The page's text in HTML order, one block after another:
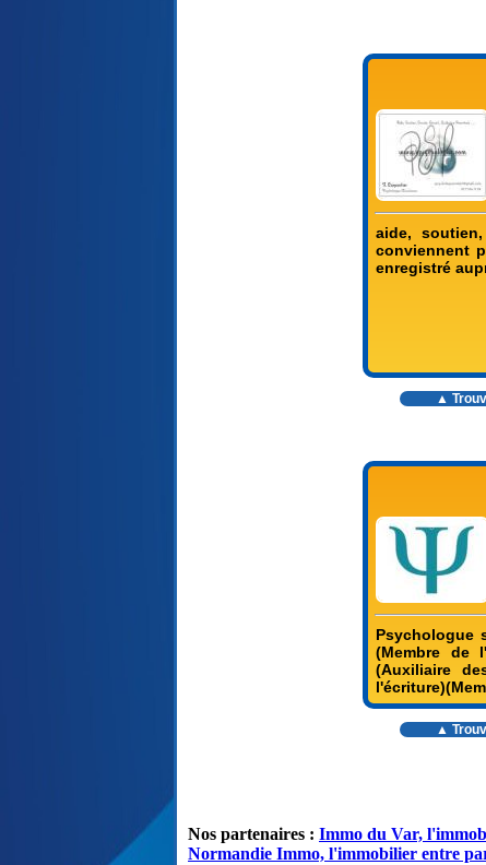
aide,
conviennent
enregistré
▲
Psychologue
(Membre de
(Auxiliaire
▲
Nos partenaires : Immo du Var,
Normandie Immo, l'immobilier entre